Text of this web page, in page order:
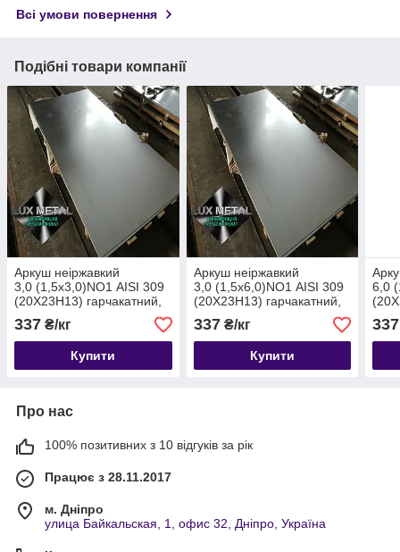
Всі умови повернення
Подібні товари компанії
Аркуш неіржавкий
3,0 (1,5х3,0)NO1 AISI 309
(20Х23Н13) гарчакатний,
жароміцний.
337 ₴/кг
Купити
Аркуш неіржавкий
3,0 (1,5х6,0)NO1 AISI 309
(20Х23Н13) гарчакатний,
жароміцний.
337₴/кг
Купити
6,0
337
Про нас
100% позитивних з 10 відгуків за рік
Працює з 28.11.2017
м. Дніпро
улица Байкальская, 1, офис 32, Дніпро, Україна